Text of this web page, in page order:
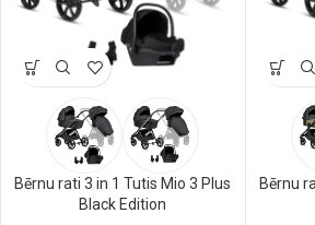
Bērnu rati 3 in 1 Tutis Mio 3 Plus
Black Edition
Bērnu